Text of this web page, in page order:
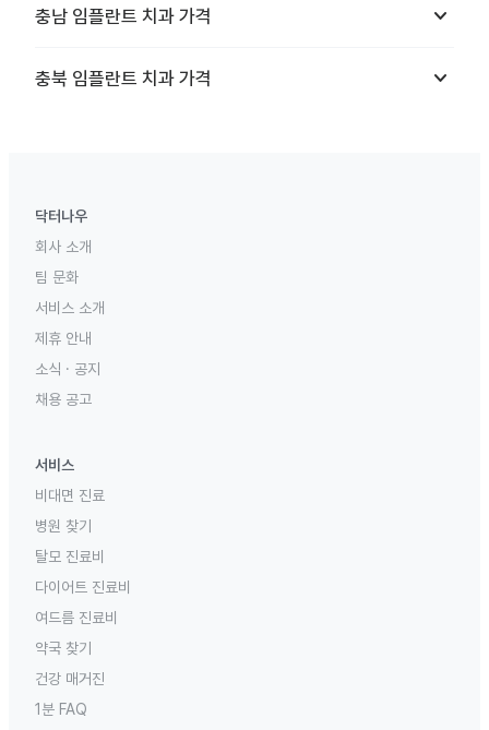
충남 임플란트 치과 가격 keyboard_arrow_down
충북 임플란트 치과 가격 keyboard_arrow_down
닥터나우
회사 소개
팀 문화
서비스 소개
제휴 안내
소식 · 공지
채용 공고
서비스
비대면 진료
병원 찾기
탈모 진료비
다이어트 진료비
여드름 진료비
약국 찾기
건강 매거진
1분 FAQ